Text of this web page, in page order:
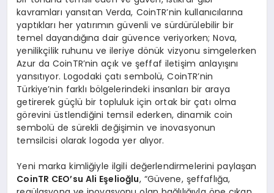
kavramları yansıtan Verda, CoinTR’nin kullanıcılarına
yaptıkları her yatırımın güvenli ve sürdürülebilir bir
temel dayandığına dair güvence veriyorken; Nova,
yenilikçilik ruhunu ve ileriye dönük vizyonu simgelerken
Azur da CoinTR’nin açık ve şeffaf iletişim anlayışını
yansıtıyor. Logodaki çatı sembolü, CoinTR’nin
Türkiye’nin farklı bölgelerindeki insanları bir araya
getirerek güçlü bir topluluk için ortak bir çatı olma
görevini üstlendiğini temsil ederken, dinamik coin
sembolü de sürekli değişimin ve inovasyonun
temsilcisi olarak logoda yer alıyor.
Yeni marka kimliğiyle ilgili değerlendirmelerini paylaşan
CoinTR CEO’su Ali Eşelioğlu, “Güvene, şeffaflığa,